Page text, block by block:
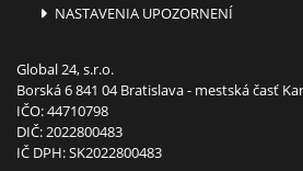
NASTAVENIA UPOZORNENÍ
Global 24, s.r.o.
Borská 6 841 04 Bratislava - mestská časť
IČO: 44710798
DIČ: 2022800483
IČ DPH: SK2022800483